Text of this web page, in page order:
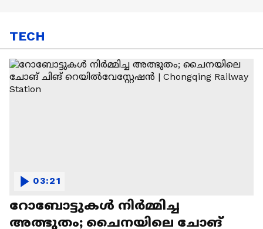
TECH
റോബോട്ടുകൾ നിർമ്മിച്ച
അത്ഭുതം; ചൈനയിലെ ചോങ്
03:21